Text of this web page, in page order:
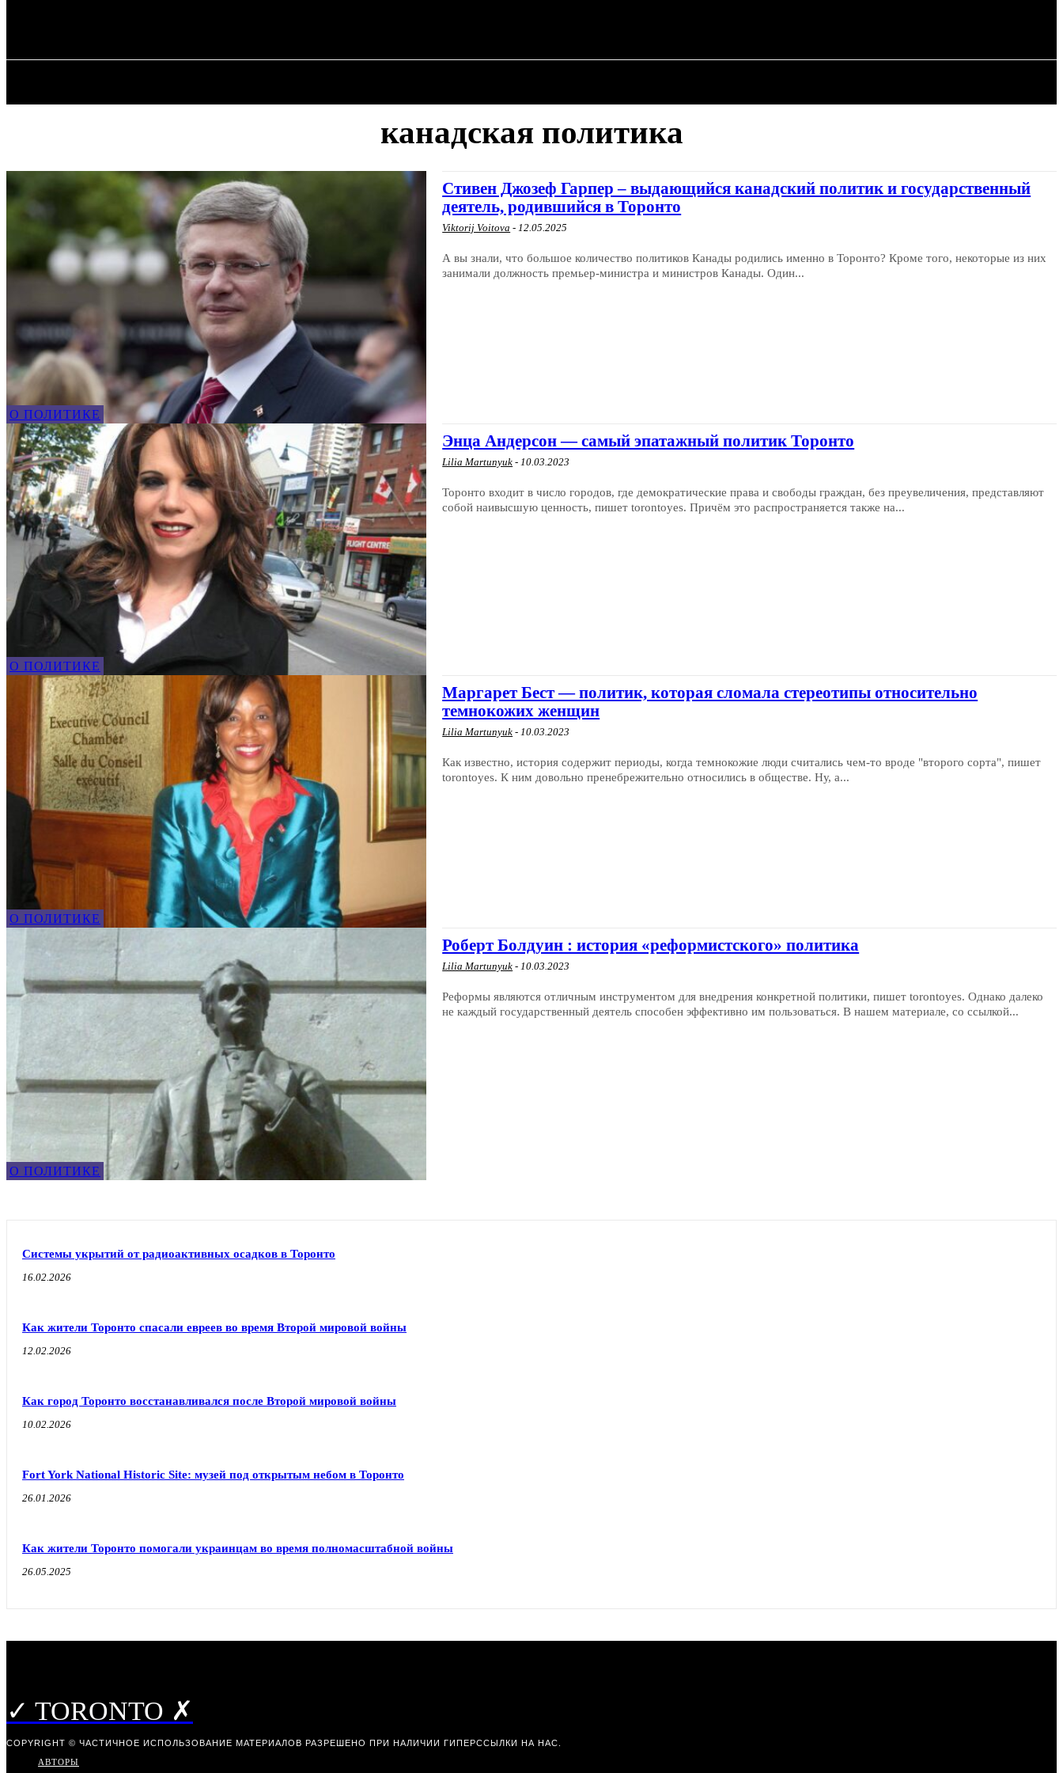
канадская политика
О ПОЛИТИКЕ
Стивен Джозеф Гарпер – выдающийся канадский политик и государственный
деятель, родившийся в Торонто
Viktorij Voitova - 12.05.2025
А вы знали, что большое количество политиков Канады родились именно в Торонто? Кроме того, некоторые из них
занимали должность премьер-министра и министров Канады. Один...
О ПОЛИТИКЕ
Энца Андерсон — самый эпатажный политик Торонто
Lilia Martunyuk - 10.03.2023
Торонто входит в число городов, где демократические права и свободы граждан, без преувеличения, представляют
собой наивысшую ценность, пишет torontoyes. Причём это распространяется также на...
О ПОЛИТИКЕ
Маргарет Бест — политик, которая сломала стереотипы относительно
темнокожих женщин
Lilia Martunyuk - 10.03.2023
Как известно, история содержит периоды, когда темнокожие люди считались чем-то вроде "второго сорта", пишет
torontoyes. К ним довольно пренебрежительно относились в обществе. Ну, а...
О ПОЛИТИКЕ
Роберт Болдуин : история «реформистского» политика
Lilia Martunyuk - 10.03.2023
Реформы являются отличным инструментом для внедрения конкретной политики, пишет torontoyes. Однако далеко
не каждый государственный деятель способен эффективно им пользоваться. В нашем материале, со ссылкой...
Системы укрытий от радиоактивных осадков в Торонто
16.02.2026
Как жители Торонто спасали евреев во время Второй мировой войны
12.02.2026
Как город Торонто восстанавливался после Второй мировой войны
10.02.2026
Fort York National Historic Site: музей под открытым небом в Торонто
26.01.2026
Как жители Торонто помогали украинцам во время полномасштабной войны
26.05.2025
✓ TORONTO ✗
COPYRIGHT © ЧАСТИЧНОЕ ИСПОЛЬЗОВАНИЕ МАТЕРИАЛОВ РАЗРЕШЕНО ПРИ НАЛИЧИИ ГИПЕРССЫЛКИ НА НАС.
АВТОРЫ